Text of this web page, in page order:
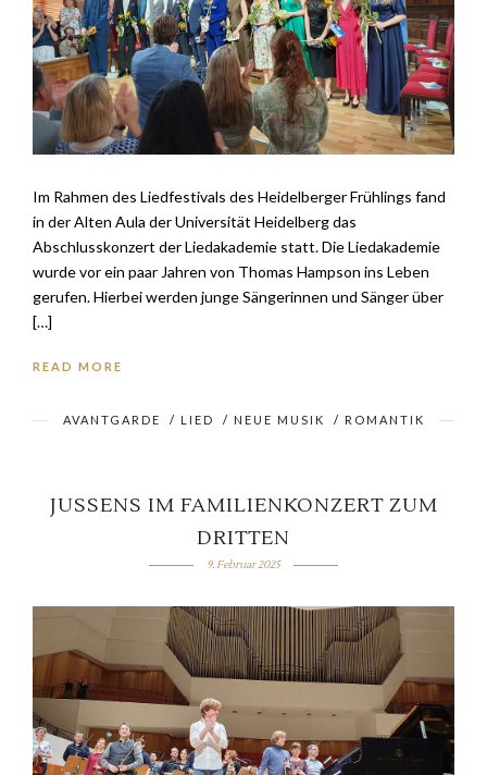
Im Rahmen des Liedfestivals des Heidelberger Frühlings fand
in der Alten Aula der Universität Heidelberg das
Abschlusskonzert der Liedakademie statt. Die Liedakademie
wurde vor ein paar Jahren von Thomas Hampson ins Leben
gerufen. Hierbei werden junge Sängerinnen und Sänger über
[…]
READ MORE
AVANTGARDE / LIED / NEUE MUSIK / ROMANTIK
JUSSENS IM FAMILIENKONZERT ZUM
DRITTEN
9. Februar 2025